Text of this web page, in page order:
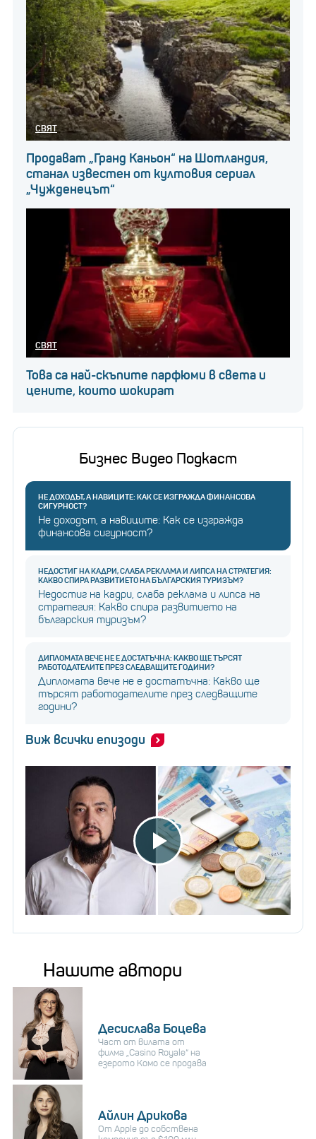
СВЯТ
Продават „Гранд Каньон“ на Шотландия,
станал известен от култовия сериал
„Чужденецът“
СВЯТ
Това са най-скъпите парфюми в света и
цените, които шокират
Бизнес Видео Подкаст
НЕ ДОХОДЪТ, А НАВИЦИТЕ: КАК СЕ ИЗГРАЖДА ФИНАНСОВА
СИГУРНОСТ?
Не доходът, а навиците: Как се изгражда
финансова сигурност?
НЕДОСТИГ НА КАДРИ, СЛАБА РЕКЛАМА И ЛИПСА НА СТРАТЕГИЯ:
КАКВО СПИРА РАЗВИТИЕТО НА БЪЛГАРСКИЯ ТУРИЗЪМ?
Недостиг на кадри, слаба реклама и липса на
стратегия: Какво спира развитието на
българския туризъм?
ДИПЛОМАТА ВЕЧЕ НЕ Е ДОСТАТЪЧНА: КАКВО ЩЕ ТЪРСЯТ
РАБОТОДАТЕЛИТЕ ПРЕЗ СЛЕДВАЩИТЕ ГОДИНИ?
Дипломата вече не е достатъчна: Какво ще
търсят работодателите през следващите
години?
Виж всички епизоди
Нашите автори
Десислава Боцева
Част от вилата от
филма „Casino Royale“ на
езерото Комо се продава
Айлин Дрикова
От Apple до собствена